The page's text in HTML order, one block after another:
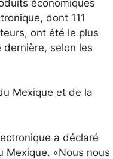
économiques
dont 111
ont été le plus
dernière, selon les
Mexique et de la
a déclaré
Mexique. «Nous nous